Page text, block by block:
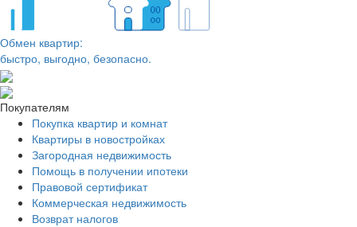
Обмен квартир:
быстро, выгодно, безопасно.
Покупателям
Покупка квартир и комнат
Квартиры в новостройках
Загородная недвижимость
Помощь в получении ипотеки
Правовой сертификат
Коммерческая недвижимость
Возврат налогов